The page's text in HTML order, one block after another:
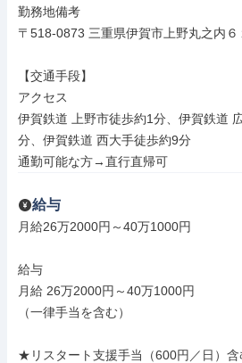
勤務地備考
〒518-0873 三重県伊賀市上野丸之内６
【交通手段】
アクセス
伊賀鉄道 上野市徒歩約1分、伊賀鉄道
分、伊賀鉄道 西大手徒歩約9分
通勤可能な方→直行直帰可
給与
月給26万2000円～40万1000円
給与
月給 26万2000円～40万1000円
（一律手当を含む）
★リスタート支援手当（600円／日）含